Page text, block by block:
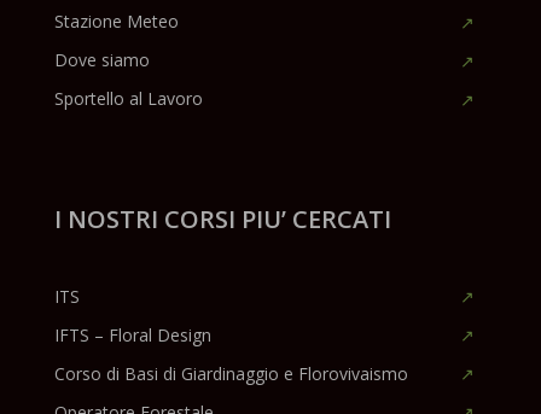
Stazione Meteo
Dove siamo
Sportello al Lavoro
I NOSTRI CORSI PIU’ CERCATI
ITS
IFTS – Floral Design
Corso di Basi di Giardinaggio e Florovivaismo